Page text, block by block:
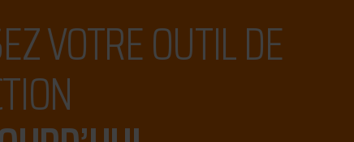
VOTRE OUTIL DE